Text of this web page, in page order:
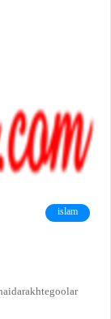
islam
darakhte goolar